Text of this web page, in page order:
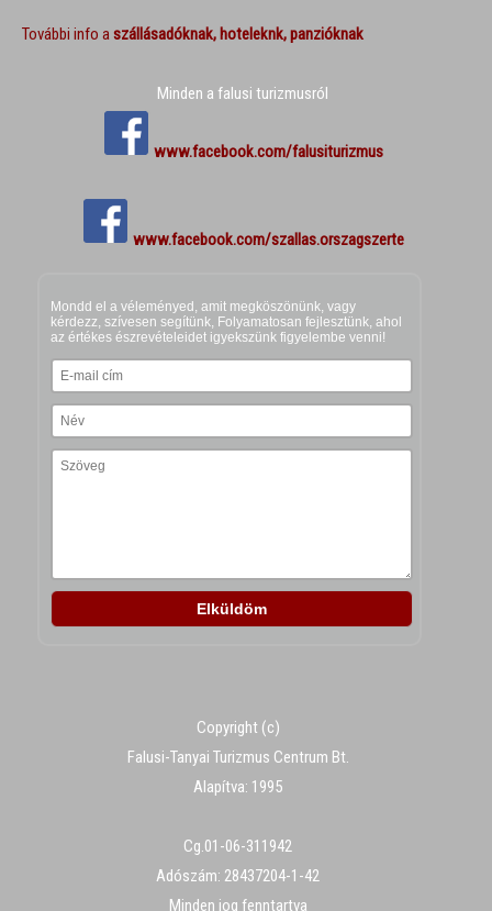
További info aszállásadóknak, hoteleknk, panzióknak
Minden a falusi turizmusról
www.facebook.com/falusiturizmus
www.facebook.com/szallas.orszagszerte
Copyright (c)
Falusi-Tanyai Turizmus Centrum Bt.
Alapítva: 1995
Cg.01-06-311942
Adószám: 28437204-1-42
Minden jog fenntartva